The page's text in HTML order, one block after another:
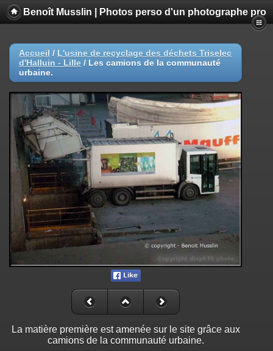
Benoît Musslin | Photos perso d'un photographe pro
Accueil / L'usine de recyclage des déchets Triselec
d'Halluin - Lille / Les camions de la communauté
urbaine.
La matière première est amenée sur le site grâce aux
camions de la communauté urbaine.